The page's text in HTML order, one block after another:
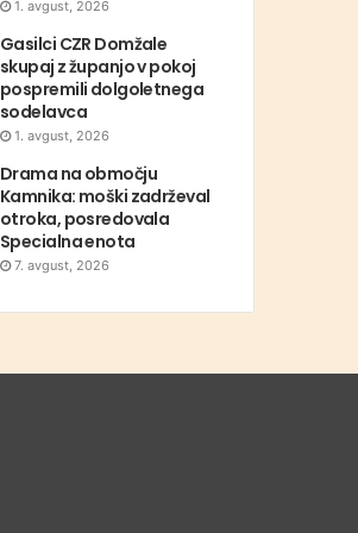
1. avgust, 2026
Gasilci CZR Domžale
skupaj z županjo v pokoj
pospremili dolgoletnega
sodelavca
1. avgust, 2026
Drama na območju
Kamnika: moški zadrževal
otroka, posredovala
Specialna enota
7. avgust, 2026